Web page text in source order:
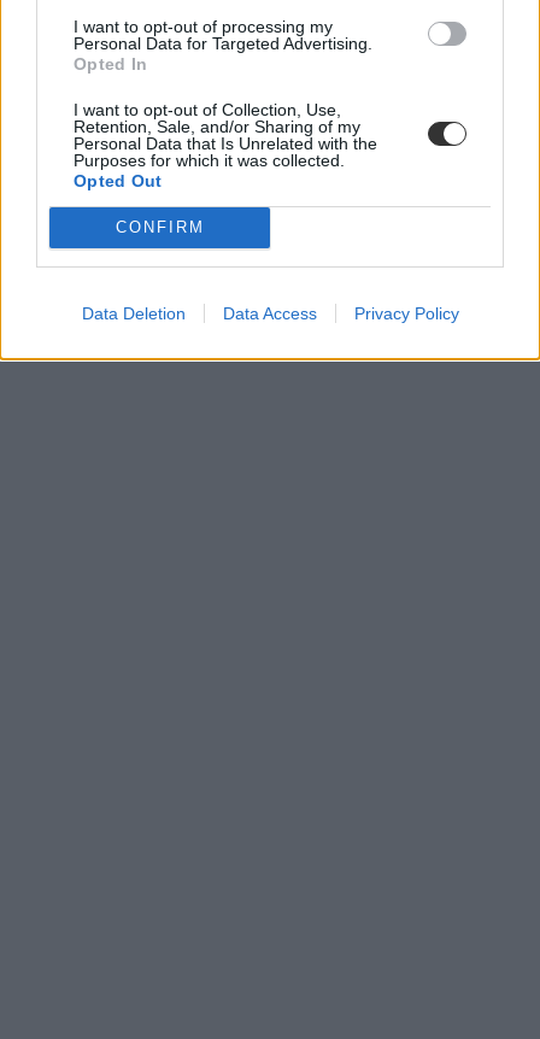
I want to opt-out of processing my
Personal Data for Targeted Advertising.
Opted In
I want to opt-out of Collection, Use,
Retention, Sale, and/or Sharing of my
Personal Data that Is Unrelated with the
Purposes for which it was collected.
Opted Out
CONFIRM
Data Deletion Data Access Privacy Policy